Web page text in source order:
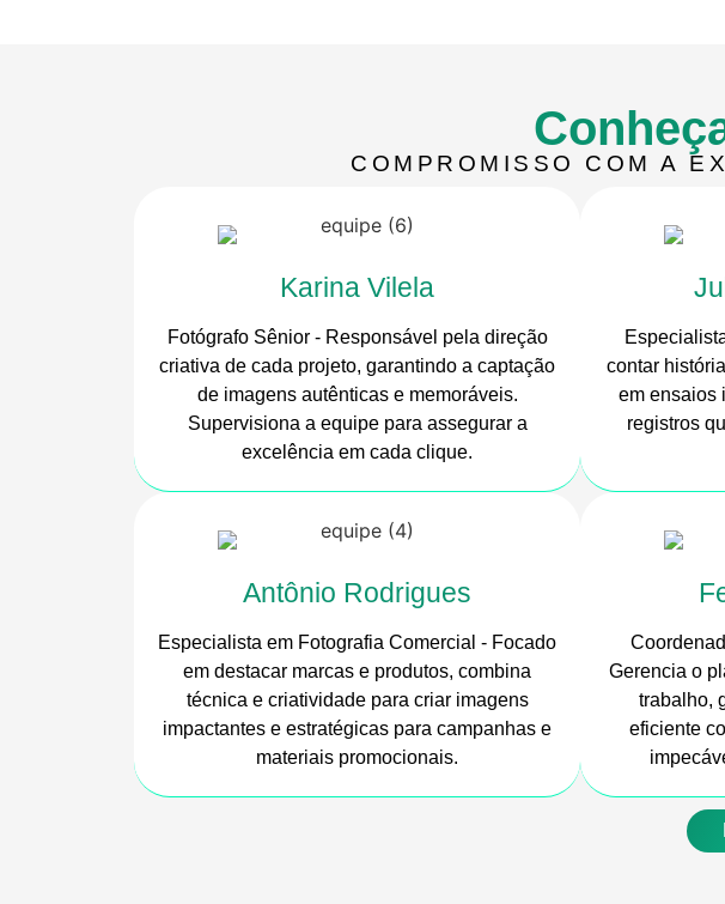
COMPROMISSO COM A
Karina Vilela
Fotógrafo Sênior - Responsável pela direção
criativa de cada projeto, garantindo a captação
de imagens autênticas e memoráveis.
Supervisiona a equipe para assegurar a
excelência em cada clique.
contar
em ensaios
registros
Antônio Rodrigues
Especialista em Fotografia Comercial - Focado
em destacar marcas e produtos, combina
técnica e criatividade para criar imagens
impactantes e estratégicas para campanhas e
materiais promocionais.
Gerencia o
trabalho,
eficiente